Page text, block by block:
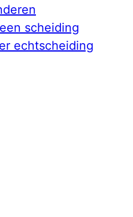
scheiding
echtscheiding